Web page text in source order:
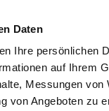
Daten
Ihre persönlichen
auf Ihrem
Messungen von
von Angeboten zu
Pädagogik-
-So